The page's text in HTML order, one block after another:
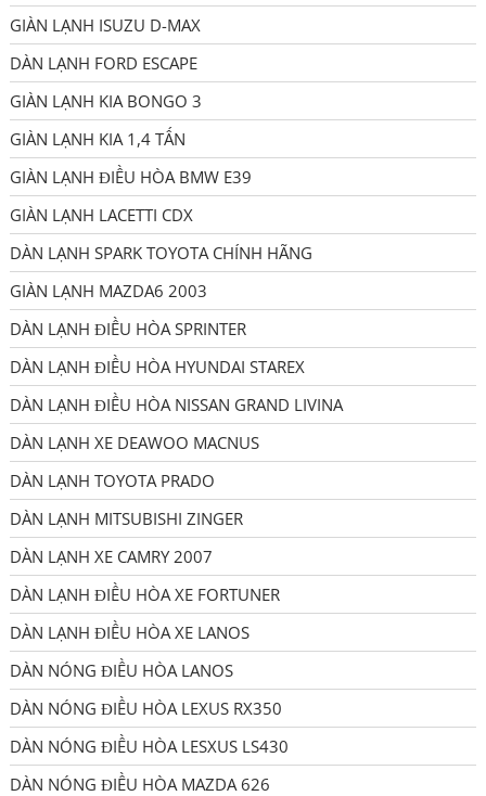
GIÀN LẠNH ISUZU D-MAX
DÀN LẠNH FORD ESCAPE
GIÀN LẠNH KIA BONGO 3
GIÀN LẠNH KIA 1,4 TẤN
GIÀN LẠNH ĐIỀU HÒA BMW E39
GIÀN LẠNH LACETTI CDX
DÀN LẠNH SPARK TOYOTA CHÍNH HÃNG
GIÀN LẠNH MAZDA6 2003
DÀN LẠNH ĐIỀU HÒA SPRINTER
DÀN LẠNH ĐIỀU HÒA HYUNDAI STAREX
DÀN LẠNH ĐIỀU HÒA NISSAN GRAND LIVINA
DÀN LẠNH XE DEAWOO MACNUS
DÀN LẠNH TOYOTA PRADO
DÀN LẠNH MITSUBISHI ZINGER
DÀN LẠNH XE CAMRY 2007
DÀN LẠNH ĐIỀU HÒA XE FORTUNER
DÀN LẠNH ĐIỀU HÒA XE LANOS
DÀN NÓNG ĐIỀU HÒA LANOS
DÀN NÓNG ĐIỀU HÒA LEXUS RX350
DÀN NÓNG ĐIỀU HÒA LESXUS LS430
DÀN NÓNG ĐIỀU HÒA MAZDA 626